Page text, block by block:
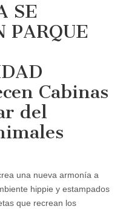
SE
PARQUE
Cabinas
del
una nueva armonía a
hippie y estampados
que recrean los